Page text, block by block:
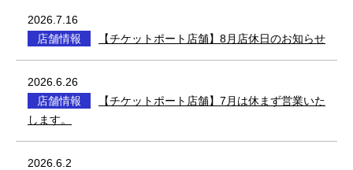
2026.7.16
店舗情報
【チケットポート店舗】8月店休日のお知らせ
2026.6.26
店舗情報
【チケットポート店舗】7月は休まず営業いた
します。
2026.6.2